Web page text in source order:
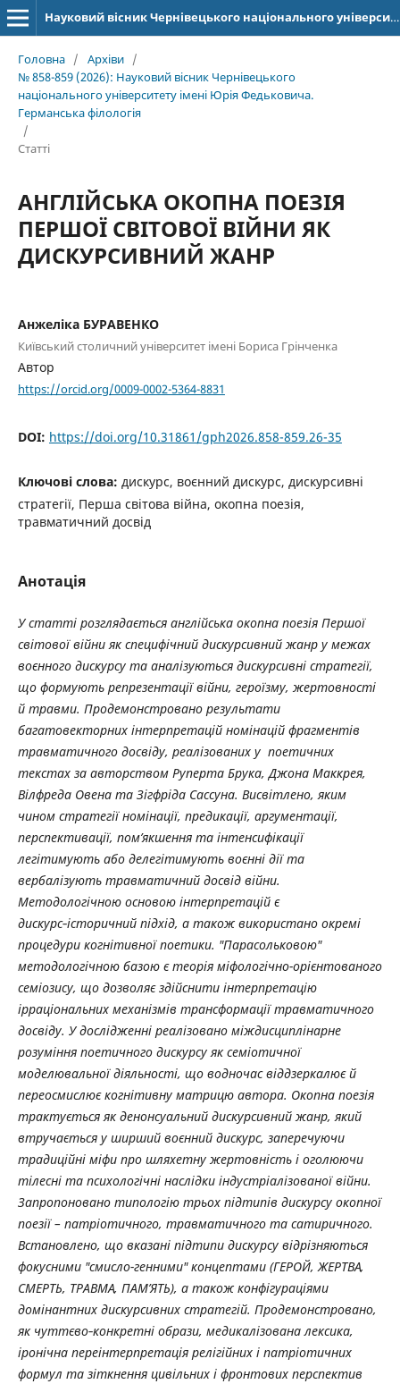
Науковий вісник Чернівецького національного університету імені Юрія Федьковича. Серія: Германська філологія
Головна / Архіви /
№ 858-859 (2026): Науковий вісник Чернівецького
національного університету імені Юрія Федьковича.
Германська філологія
/
Статті
АНГЛІЙСЬКА ОКОПНА ПОЕЗІЯ
ПЕРШОЇ СВІТОВОЇ ВІЙНИ ЯК
ДИСКУРСИВНИЙ ЖАНР
Анжеліка БУРАВЕНКО
Київський столичний університет імені Бориса Грінченка
Автор
https://orcid.org/0009-0002-5364-8831
DOI: https://doi.org/10.31861/gph2026.858-859.26-35
Ключові слова: дискурс, воєнний дискурс, дискурсивні
стратегії, Перша світова війна, окопна поезія,
травматичний досвід
Анотація
У статті розглядається англійська окопна поезія Першої
світової війни як специфічний дискурсивний жанр у межах
воєнного дискурсу та аналізуються дискурсивні стратегії,
що формують репрезентації війни, героїзму, жертовності
й травми. Продемонстровано результати
багатовекторних інтерпретацій номінацій фрагментів
травматичного досвіду, реалізованих у поетичних
текстах за авторством Руперта Брука, Джона Маккрея,
Вілфреда Овена та Зігфріда Сассуна. Висвітлено, яким
чином стратегії номінації, предикації, аргументації,
перспективації, пом’якшення та інтенсифікації
легітимують або делегітимують воєнні дії та
вербалізують травматичний досвід війни.
Методологічною основою інтерпретацій є
дискурс‑історичний підхід, а також використано окремі
процедури когнітивної поетики. "Парасольковою"
методологічною базою є теорія міфологічно-орієнтованого
семіозису, що дозволяє здійснити інтерпретацію
ірраціональних механізмів трансформації травматичного
досвіду. У дослідженні реалізовано міждисциплінарне
розуміння поетичного дискурсу як семіотичної
моделювальної діяльності, що водночас віддзеркалює й
переосмислює когнітивну матрицю автора. Окопна поезія
трактується як денонсуальний дискурсивний жанр, який
втручається у ширший воєнний дискурс, заперечуючи
традиційні міфи про шляхетну жертовність і оголюючи
тілесні та психологічні наслідки індустріалізованої війни.
Запропоновано типологію трьох підтипів дискурсу окопної
поезії – патріотичного, травматичного та сатиричного.
Встановлено, що вказані підтипи дискурсу відрізняються
фокусними "смисло-генними" концептами (ГЕРОЙ, ЖЕРТВА,
СМЕРТЬ, ТРАВМА, ПАМ’ЯТЬ), а також конфігураціями
домінантних дискурсивних стратегій. Продемонстровано,
як чуттєво‑конкретні образи, медикалізована лексика,
іронічна переінтерпретація релігійних і патріотичних
формул та зіткнення цивільних і фронтових перспектив